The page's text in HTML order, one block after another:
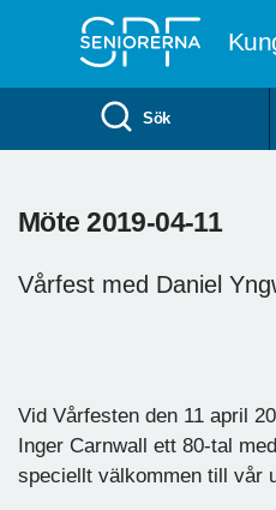
Sök
Möte 2019-04-11
Vårfest med Daniel
Vid Vårfesten den 11 april
Inger Carnwall ett 80-tal
speciellt välkommen till vår